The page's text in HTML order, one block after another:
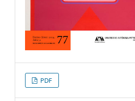
PDF